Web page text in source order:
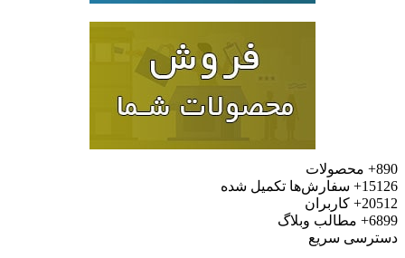
محصولات
سفارش‌ها تکمیل شده
کاربران
مطالب وبلاگ
سریع